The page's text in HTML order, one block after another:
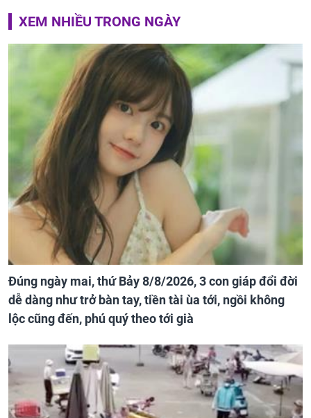
XEM NHIỀU TRONG NGÀY
Đúng ngày mai, thứ Bảy 8/8/2026, 3 con giáp đổi đời
dễ dàng như trở bàn tay, tiền tài ùa tới, ngồi không
lộc cũng đến, phú quý theo tới già